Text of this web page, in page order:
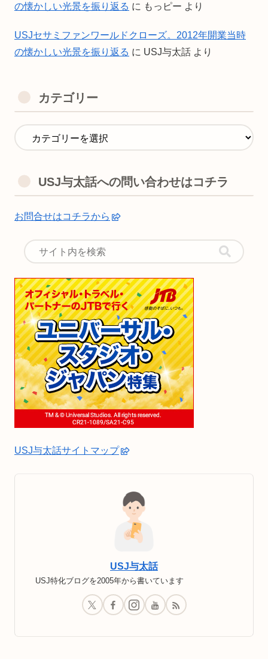
の懐かしい光景を振り返る に もっピー より
USJセサミファンワールドクローズ。2012年開業当時
の懐かしい光景を振り返る に USJ与太話 より
カテゴリー
USJ与太話への問い合わせはコチラ
お問合せはコチラから
USJ与太話サイトマップ
USJ与太話
USJ特化ブログを2005年から書いています